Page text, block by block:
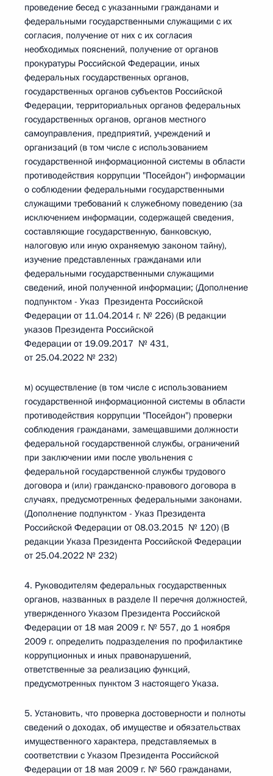
проведение бесед с указанными гражданами и
федеральными государственными служащими с их
согласия, получение от них с их согласия
необходимых пояснений, получение от органов
прокуратуры Российской Федерации, иных
федеральных государственных органов,
государственных органов субъектов Российской
Федерации, территориальных органов федеральных
государственных органов, органов местного
самоуправления, предприятий, учреждений и
организаций (в том числе с использованием
государственной информационной системы в области
противодействия коррупции "Посейдон") информации
о соблюдении федеральными государственными
служащими требований к служебному поведению (за
исключением информации, содержащей сведения,
составляющие государственную, банковскую,
налоговую или иную охраняемую законом тайну),
изучение представленных гражданами или
федеральными государственными служащими
сведений, иной полученной информации; (Дополнение
подпунктом - Указ Президента Российской
Федерации от 11.04.2014 г. № 226) (В редакции
указов Президента Российской
Федерации от 19.09.2017 № 431,
от 25.04.2022 № 232)
м) осуществление (в том числе с использованием
государственной информационной системы в области
противодействия коррупции "Посейдон") проверки
соблюдения гражданами, замещавшими должности
федеральной государственной службы, ограничений
при заключении ими после увольнения с
федеральной государственной службы трудового
договора и (или) гражданско-правового договора в
случаях, предусмотренных федеральными законами.
(Дополнение подпунктом - Указ Президента
Российской Федерации от 08.03.2015 № 120) (В
редакции Указа Президента Российской Федерации
от 25.04.2022 № 232)
4. Руководителям федеральных государственных
органов, названных в разделе II перечня должностей,
утвержденного Указом Президента Российской
Федерации от 18 мая 2009 г. № 557, до 1 ноября
2009 г. определить подразделения по профилактике
коррупционных и иных правонарушений,
ответственные за реализацию функций,
предусмотренных пунктом 3 настоящего Указа.
5. Установить, что проверка достоверности и полноты
сведений о доходах, об имуществе и обязательствах
имущественного характера, представляемых в
соответствии с Указом Президента Российской
Федерации от 18 мая 2009 г. № 560 гражданами,